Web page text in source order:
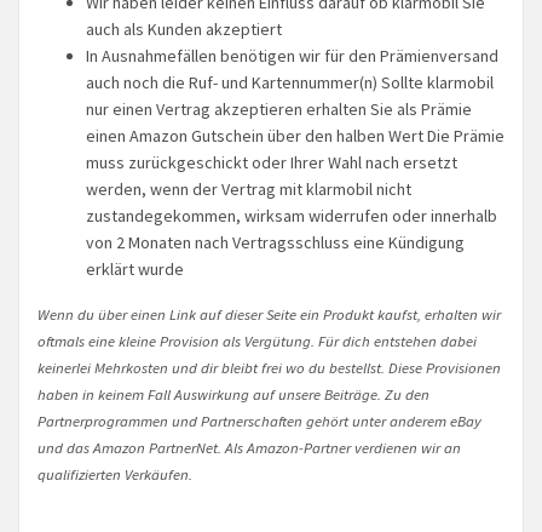
auch als Kunden akzeptiert
In Ausnahmefällen benötigen wir für den Prämienversand
auch noch die Ruf- und Kartennummer(n) Sollte klarmobil
nur einen Vertrag akzeptieren erhalten Sie als Prämie
einen Amazon Gutschein über den halben Wert Die Prämie
muss zurückgeschickt oder Ihrer Wahl nach ersetzt
werden, wenn der Vertrag mit klarmobil nicht
zustandegekommen, wirksam widerrufen oder innerhalb
von 2 Monaten nach Vertragsschluss eine Kündigung
erklärt wurde
Wenn du über einen Link auf dieser Seite ein Produkt kaufst, erhalten wir
oftmals eine kleine Provision als Vergütung. Für dich entstehen dabei
keinerlei Mehrkosten und dir bleibt frei wo du bestellst. Diese Provisionen
haben in keinem Fall Auswirkung auf unsere Beiträge. Zu den
Partnerprogrammen und Partnerschaften gehört unter anderem eBay
und das Amazon PartnerNet. Als Amazon-Partner verdienen wir an
qualifizierten Verkäufen.